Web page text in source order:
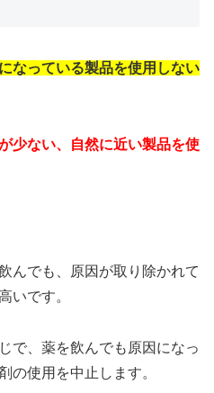
なっている製品を使用しない
少ない、自然に近い製品を使
んでも、原因が取り除かれて
いです。
で、薬を飲んでも原因になっ
の使用を中止します。